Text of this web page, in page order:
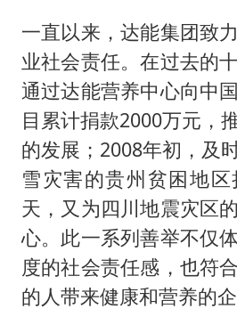
乐享全民
一直以来，达能集团致
业社会责任。在过去的
通过达能营养中心向中
目累计捐款2000万元，
的发展；2008年初，及
雪灾害的贵州贫困地
天，又为四川地震灾区
心。此一系列善举不仅
度的社会责任感，也符
的人带来健康和营养的企